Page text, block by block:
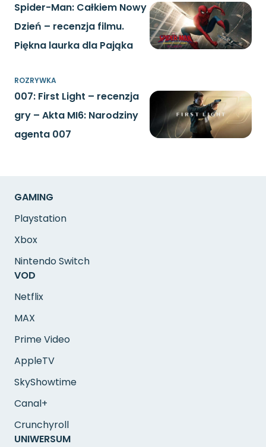
Spider-Man: Całkiem Nowy
Dzień – recenzja filmu.
Piękna laurka dla Pająka
ROZRYWKA
007: First Light – recenzja
gry – Akta MI6: Narodziny
agenta 007
GAMING
Playstation
Xbox
Nintendo Switch
VOD
Netflix
MAX
Prime Video
AppleTV
SkyShowtime
Canal+
Crunchyroll
UNIWERSUM